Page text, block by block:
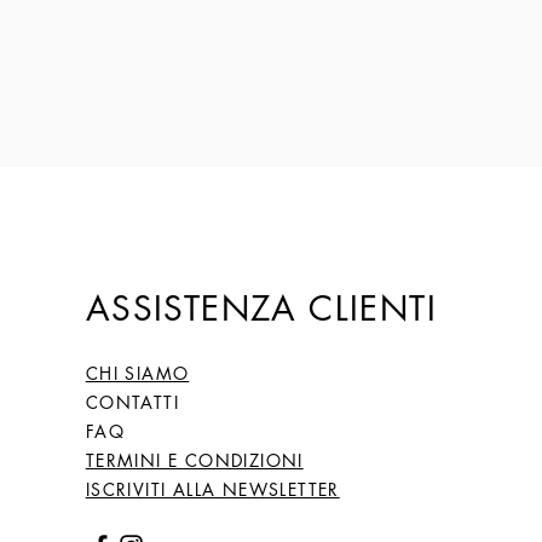
ASSISTENZA CLIENTI
CHI SIAMO
CONTATTI
FAQ
TERMINI E CONDIZIONI
ISCRIVITI ALLA NEWSLETTER